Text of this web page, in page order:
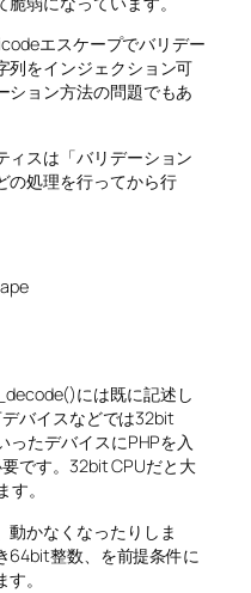
エスケープでバリデー
列をインジェクション可
ション方法の問題でもあ
ィスは「バリデーション
の処理を行ってから行
には既に記述し
バイスなどでは32bit
ったデバイスにPHPを入
です。32bit CPUだと大
。
動かなくなったりしま
64bit整数、を前提条件に
。